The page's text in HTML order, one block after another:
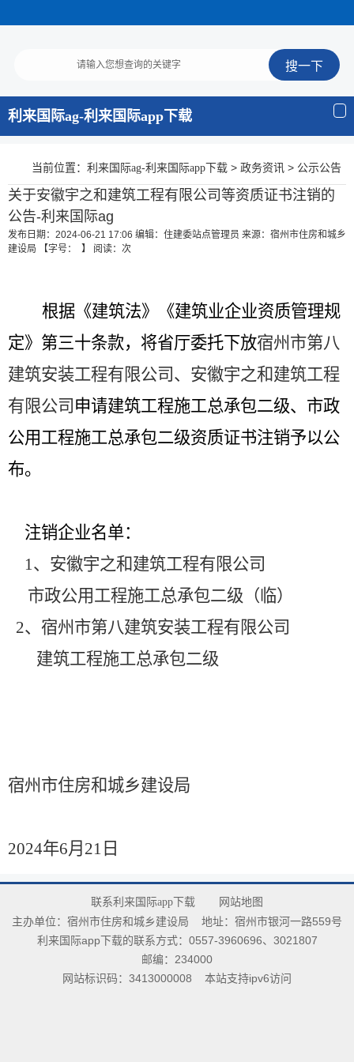
利来国际ag-利来国际app下载
当前位置： 利来国际ag-利来国际app下载 > 政务资讯 > 公示公告
关于安徽宇之和建筑工程有限公司等资质证书注销的
公告-利来国际ag
发布日期：2024-06-21 17:06 编辑：住建委站点管理员 来源：宿州市住房和城乡
建设局
【字号： 】 阅读： 次
根据《建筑法》《建筑业企业资质管理规
定》第三十条款，将省厅委托下放宿州市第八
建筑安装工程有限公司、 安徽宇之和建筑工程
有限公司 申请建筑工程施工总承包二级、市政
公用工程施工总承包二级资质证书注销予以公
布。
注销企业名单：
1、 安徽宇之和建筑工程有限公司
市政公用工程施工总承包二级（临）
2、宿州市第八建筑安装工程有限公司
建筑工程施工总承包二级
宿州市住房和城乡建设局
2024年6月21日
联系利来国际app下载 网站地图
主办单位：宿州市住房和城乡建设局
地址：宿州市银河一路559号
利来国际app下载的联系方式：0557-3960696、3021807
邮编：234000
网站标识码：3413000008
本站支持ipv6访问